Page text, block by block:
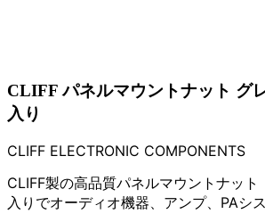
CLIFF パネルマウントナット グ
入り
CLIFF ELECTRONIC COMPONENTS
CLIFF製の高品質パネルマウントナッ
入りでオーディオ機器、アンプ、PAシ